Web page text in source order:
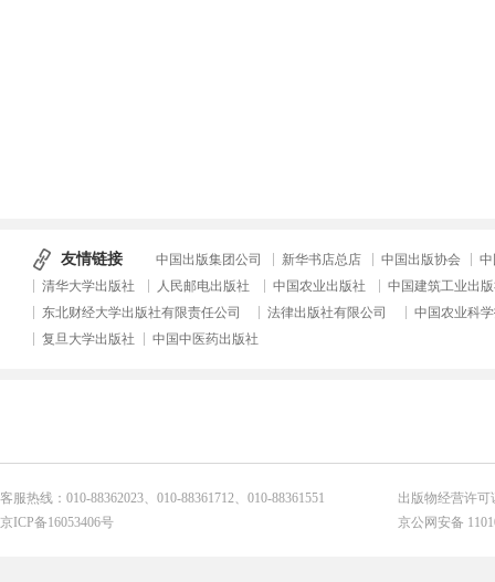
友情链接 中国出版集团公司 新华书店总店 中国出版协会
清华大学出版社
人民邮电出版社 中国农业出版社
中国建筑工业出
东北财经大学出版社有限责任公司
法律出版社有限公司
中国农业科
复旦大学出版社
中国中医药出版社
客服热线：010-88362023、010-88361712、010-88361551
京ICP备16053406号
出版物经营许可
京公网安备